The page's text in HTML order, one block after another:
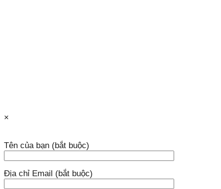
×
Tên của bạn (bắt buộc)
Địa chỉ Email (bắt buộc)